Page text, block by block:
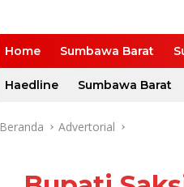
Home Sumbawa Barat
Haedline Sumbawa Barat
Beranda Advertorial